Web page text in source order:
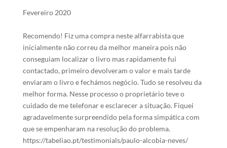
Fevereiro 2020
Recomendo! Fiz uma compra neste alfarrabista que
inicialmente não correu da melhor maneira pois não
conseguiam localizar o livro mas rapidamente fui
contactado, primeiro devolveram o valor e mais tarde
enviaram o livro e fechámos negócio. Tudo se resolveu da
melhor forma. Nesse processo o proprietário teve o
cuidado de me telefonar e esclarecer a situação. Fiquei
agradavelmente surpreendido pela forma simpática com
que se empenharam na resolução do problema.
https://tabeliao.pt/testimonials/paulo-alcobia-neves/